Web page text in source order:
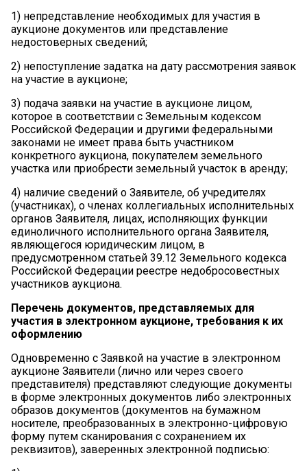
1) непредставление необходимых для участия в
аукционе документов или представление
недостоверных сведений;
2) непоступление задатка на дату рассмотрения заявок
на участие в аукционе;
3) подача заявки на участие в аукционе лицом,
которое в соответствии с Земельным кодексом
Российской Федерации и другими федеральными
законами не имеет права быть участником
конкретного аукциона, покупателем земельного
участка или приобрести земельный участок в аренду;
4) наличие сведений о Заявителе, об учредителях
(участниках), о членах коллегиальных исполнительных
органов Заявителя, лицах, исполняющих функции
единоличного исполнительного органа Заявителя,
являющегося юридическим лицом, в
предусмотренном статьей 39.12 Земельного кодекса
Российской Федерации реестре недобросовестных
участников аукциона.
Перечень документов, представляемых для
участия в электронном аукционе, требования к их
оформлению
Одновременно с Заявкой на участие в электронном
аукционе Заявители (лично или через своего
представителя) представляют следующие документы
в форме электронных документов либо электронных
образов документов (документов на бумажном
носителе, преобразованных в электронно-цифровую
форму путем сканирования с сохранением их
реквизитов), заверенных электронной подписью: